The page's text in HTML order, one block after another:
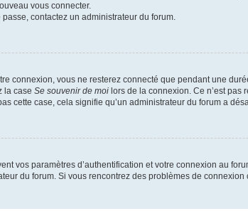
vous connecter.
contactez un administrateur du forum.
connexion, vous ne resterez connecté que pendant une
la case Se souvenir de moi lors de la connexion. Ce n’est
cette case, cela signifie qu’un administrateur du forum a
vos paramètres d’authentification et votre connexion au
du forum. Si vous rencontrez des problèmes de